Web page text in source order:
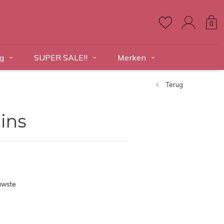
0
SUPER SALE!! Merken
Terug